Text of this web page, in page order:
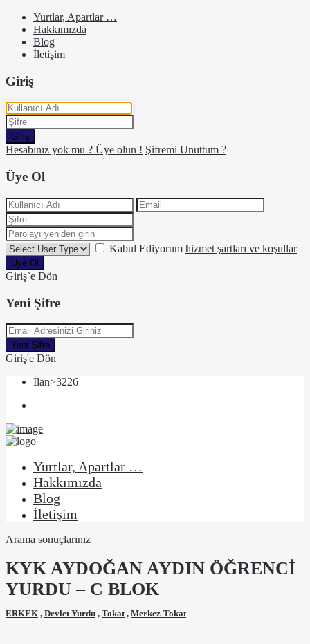
Yurtlar, Apartlar …
Hakkımızda
Blog
İletişim
Giriş
Giriş
Hesabınız yok mu ? Üye olun ! Şifremi Unuttum ?
Üye Ol
Kabul Ediyorum hizmet şartları ve koşullar
Üye Ol
Giriş`e Dön
Yeni Şifre
Yeni Şifre
Giriş'e Dön
İlan>3226
Yurtlar, Apartlar …
Hakkımızda
Blog
İletişim
Arama sonuçlarınız
KYK AYDOĞAN AYDIN ÖĞRENCİ
YURDU – C BLOK
ERKEK , Devlet Yurdu , Tokat , Merkez-Tokat